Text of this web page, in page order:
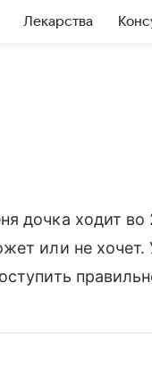
Лекарства
дочка ходит во
или не